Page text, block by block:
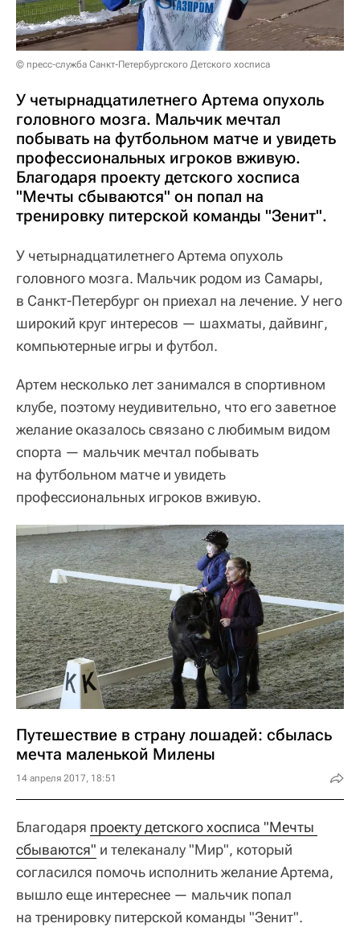
© пресс-служба Санкт-Петербургского Детского хосписа
У четырнадцатилетнего Артема опухоль
головного мозга. Мальчик мечтал
побывать на футбольном матче и увидеть
профессиональных игроков вживую.
Благодаря проекту детского хосписа
"Мечты сбываются" он попал на
тренировку питерской команды "Зенит".
У четырнадцатилетнего Артема опухоль
головного мозга. Мальчик родом из Самары,
в Санкт-Петербург он приехал на лечение. У него
широкий круг интересов — шахматы, дайвинг,
компьютерные игры и футбол.
Артем несколько лет занимался в спортивном
клубе, поэтому неудивительно, что его заветное
желание оказалось связано с любимым видом
спорта — мальчик мечтал побывать
на футбольном матче и увидеть
профессиональных игроков вживую.
Путешествие в страну лошадей: сбылась
мечта маленькой Милены
14 апреля 2017, 18:51
Благодаря проекту детского хосписа "Мечты
сбываются" и телеканалу "Мир", который
согласился помочь исполнить желание Артема,
вышло еще интереснее — мальчик попал
на тренировку питерской команды "Зенит".